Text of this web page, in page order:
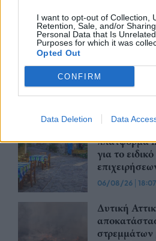
I want to opt-out of Collection,
Retention, Sale, and/or
Personal Data that Is
Purposes for which it was
Opted Out
CONFIRM
Data Deletion Data
ΔΕΘ:
από το
Ανάπτυξης
πλατφόρμα
για το
06/08/26 | 18:07
Δυτική
στρεμμάτων